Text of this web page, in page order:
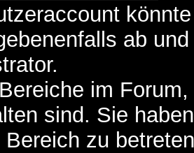
ab
im
sind. Sie
Bereich zu